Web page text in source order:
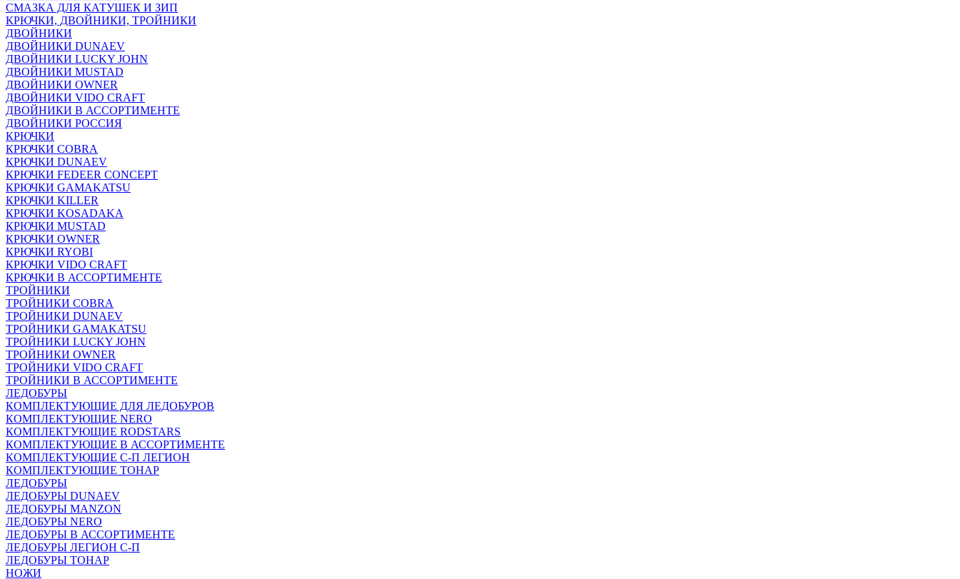
СМАЗКА ДЛЯ КАТУШЕК И ЗИП
КРЮЧКИ, ДВОЙНИКИ, ТРОЙНИКИ
ДВОЙНИКИ
ДВОЙНИКИ DUNAEV
ДВОЙНИКИ LUCKY JOHN
ДВОЙНИКИ MUSTAD
ДВОЙНИКИ OWNER
ДВОЙНИКИ VIDO CRAFT
ДВОЙНИКИ В АССОРТИМЕНТЕ
ДВОЙНИКИ РОССИЯ
КРЮЧКИ
КРЮЧКИ COBRA
КРЮЧКИ DUNAEV
КРЮЧКИ FEDEER CONCEPT
КРЮЧКИ GAMAKATSU
КРЮЧКИ KILLER
КРЮЧКИ KOSADAKA
КРЮЧКИ MUSTAD
КРЮЧКИ OWNER
КРЮЧКИ RYOBI
КРЮЧКИ VIDO CRAFT
КРЮЧКИ В АССОРТИМЕНТЕ
ТРОЙНИКИ
ТРОЙНИКИ COBRA
ТРОЙНИКИ DUNAEV
ТРОЙНИКИ GAMAKATSU
ТРОЙНИКИ LUCKY JOHN
ТРОЙНИКИ OWNER
ТРОЙНИКИ VIDO CRAFT
ТРОЙНИКИ В АССОРТИМЕНТЕ
ЛЕДОБУРЫ
КОМПЛЕКТУЮЩИЕ ДЛЯ ЛЕДОБУРОВ
КОМПЛЕКТУЮЩИЕ NERO
КОМПЛЕКТУЮЩИЕ RODSTARS
КОМПЛЕКТУЮЩИЕ В АССОРТИМЕНТЕ
КОМПЛЕКТУЮЩИЕ С-П ЛЕГИОН
КОМПЛЕКТУЮЩИЕ ТОНАР
ЛЕДОБУРЫ
ЛЕДОБУРЫ DUNAEV
ЛЕДОБУРЫ MANZON
ЛЕДОБУРЫ NERO
ЛЕДОБУРЫ В АССОРТИМЕНТЕ
ЛЕДОБУРЫ ЛЕГИОН С-П
ЛЕДОБУРЫ ТОНАР
НОЖИ